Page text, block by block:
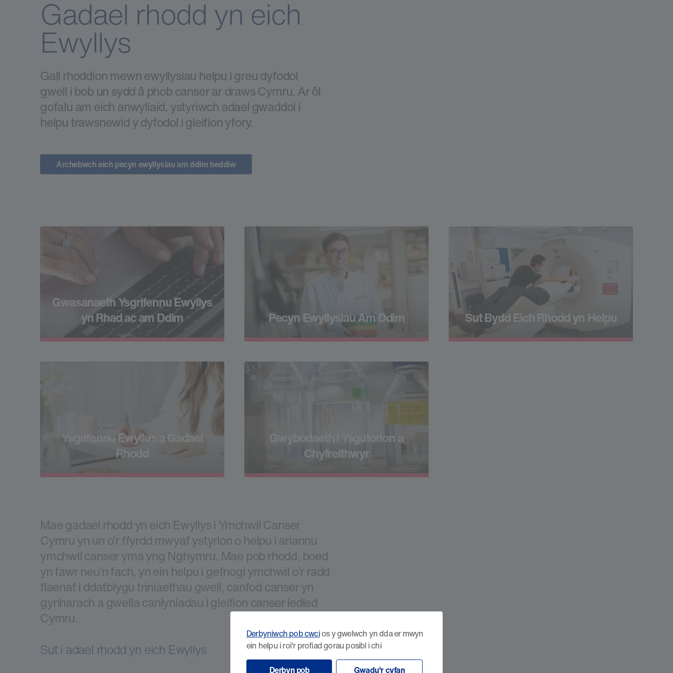
Derbyniwch pob cwcios y gwelwch yn dda er mwyn
ein helpu i roi'r profiad gorau posibl i chi
Derbyn pob Gwadu'r cyfan
Gadael rhodd yn eich
Ewyllys
Gall rhoddion mewn ewyllysiau helpu i greu dyfodol
gwell i bob un sydd â phob canser ar draws Cymru. Ar ôl
gofalu am eich anwyliaid, ystyriwch adael gwaddol i
helpu trawsnewid y dyfodol i gleifion yfory.
Archebwch eich pecyn ewyllysiau am ddim heddiw
Gwasanaeth Ysgrifennu Ewyllys
yn Rhad ac am Ddim
Pecyn Ewyllysiau Am Ddim Sut Bydd Eich Rhodd yn Helpu
Ysgrifennu Ewyllus a Gadael
Rhodd
Gwybodaeth i Ysgutorion a
Chyfreithwyr
Mae gadael rhodd yn eich Ewyllys i Ymchwil Canser
Cymru yn un o’r ffyrdd mwyaf ystyrlon o helpu i ariannu
ymchwil canser yma yng Nghymru. Mae pob rhodd, boed
yn fawr neu’n fach, yn ein helpu i gefnogi ymchwil o’r radd
flaenaf i ddatblygu triniaethau gwell, canfod canser yn
gynharach a gwella canlyniadau i gleifion canser ledled
Cymru.
Sut i adael rhodd yn eich Ewyllys